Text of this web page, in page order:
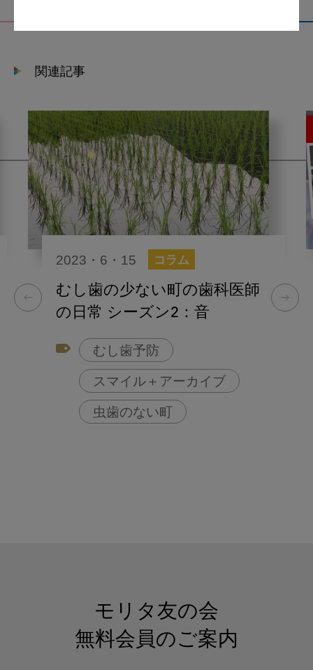
関連記事
2023・6・15 コラム
むし歯の少ない町の歯科医師
の日常 シーズン2：音
むし歯予防
スマイル＋アーカイブ
虫歯のない町
モリタ友の会
無料会員のご案内